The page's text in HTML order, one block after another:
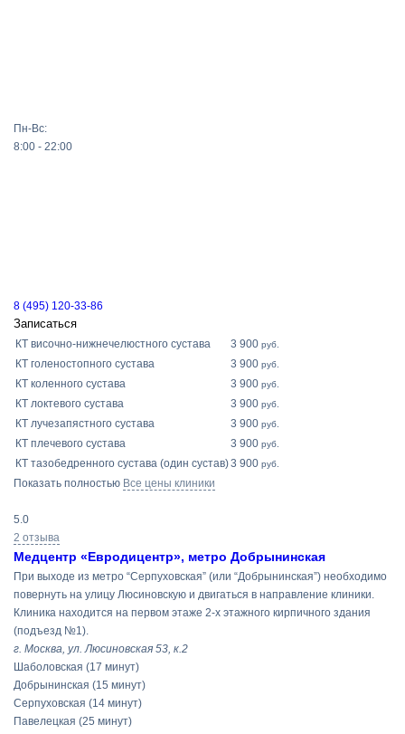
Пн-Вс:
8:00 - 22:00
8 (495) 120-33-86
Записаться
КТ височно-нижнечелюстного сустава 3 900 руб.
КТ голеностопного сустава 3 900 руб.
КТ коленного сустава 3 900 руб.
КТ локтевого сустава 3 900 руб.
КТ лучезапястного сустава 3 900 руб.
КТ плечевого сустава 3 900 руб.
КТ тазобедренного сустава (один сустав)3 900 руб.
Показать полностью Все цены клиники
5.0
2 отзыва
Медцентр «Евродицентр», метро Добрынинская
При выходе из метро “Серпуховская” (или “Добрынинская”) необходимо
повернуть на улицу Люсиновскую и двигаться в направление клиники.
Клиника находится на первом этаже 2-х этажного кирпичного здания
(подъезд №1).
г. Москва, ул. Люсиновская 53, к.2
Шаболовская (17 минут)
Добрынинская (15 минут)
Серпуховская (14 минут)
Павелецкая (25 минут)